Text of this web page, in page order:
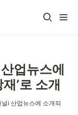
업뉴스에
’로 소개
널i 산업뉴스에 소개되